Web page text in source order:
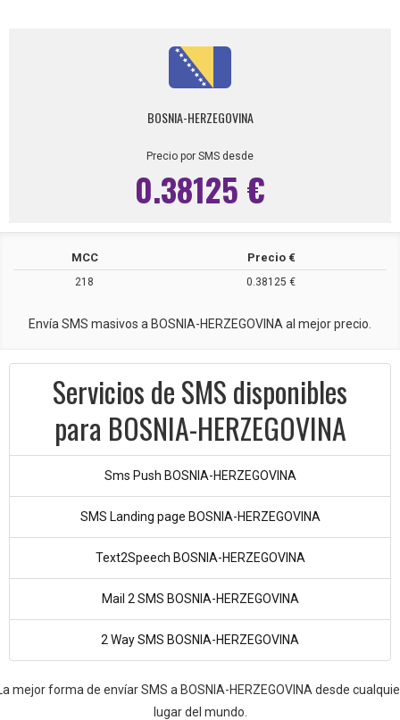
BOSNIA-HERZEGOVINA
Precio por SMS desde
0.38125 €
MCC Precio €
218 0.38125 €
Envía SMS masivos a BOSNIA-HERZEGOVINA al mejor precio.
Servicios de SMS disponibles
para BOSNIA-HERZEGOVINA
Sms Push BOSNIA-HERZEGOVINA
SMS Landing page BOSNIA-HERZEGOVINA
Text2Speech BOSNIA-HERZEGOVINA
Mail 2 SMS BOSNIA-HERZEGOVINA
2 Way SMS BOSNIA-HERZEGOVINA
mejor forma de envíar SMS a BOSNIA-HERZEGOVINA desde
lugar del mundo.